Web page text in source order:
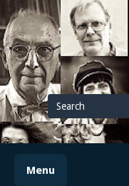
Skip
to
content
Search
for
Menu